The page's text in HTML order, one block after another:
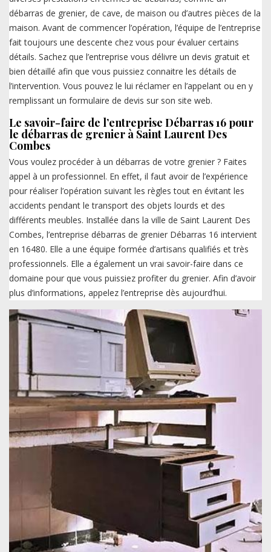
débarras de grenier, de cave, de maison ou d’autres pièces de la
maison. Avant de commencer l’opération, l’équipe de l’entreprise
fait toujours une descente chez vous pour évaluer certains
détails. Sachez que l’entreprise vous délivre un devis gratuit et
bien détaillé afin que vous puissiez connaitre les détails de
l’intervention. Vous pouvez le lui réclamer en l’appelant ou en y
remplissant un formulaire de devis sur son site web.
Le savoir-faire de l’entreprise Débarras 16 pour
le débarras de grenier à Saint Laurent Des
Combes
Vous voulez procéder à un débarras de votre grenier ? Faites
appel à un professionnel. En effet, il faut avoir de l’expérience
pour réaliser l’opération suivant les règles tout en évitant les
accidents pendant le transport des objets lourds et des
différents meubles. Installée dans la ville de Saint Laurent Des
Combes, l’entreprise débarras de grenier Débarras 16 intervient
en 16480. Elle a une équipe formée d’artisans qualifiés et très
professionnels. Elle a également un vrai savoir-faire dans ce
domaine pour que vous puissiez profiter du grenier. Afin d’avoir
plus d’informations, appelez l’entreprise dès aujourd’hui.